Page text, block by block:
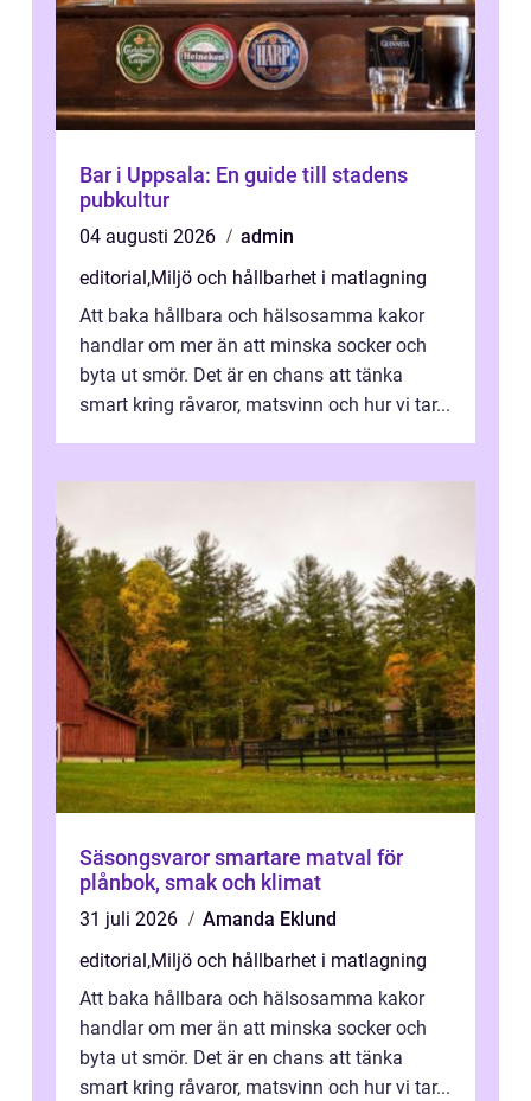
Bar i Uppsala: En guide till stadens
pubkultur
04 augusti 2026
admin
editorial ,Miljö och hållbarhet i matlagning
Att baka hållbara och hälsosamma kakor
handlar om mer än att minska socker och
byta ut smör. Det är en chans att tänka
smart kring råvaror, matsvinn och hur vi tar...
Säsongsvaror smartare matval för
plånbok, smak och klimat
31 juli 2026
Amanda Eklund
editorial ,Miljö och hållbarhet i matlagning
Att baka hållbara och hälsosamma kakor
handlar om mer än att minska socker och
byta ut smör. Det är en chans att tänka
smart kring råvaror, matsvinn och hur vi tar...